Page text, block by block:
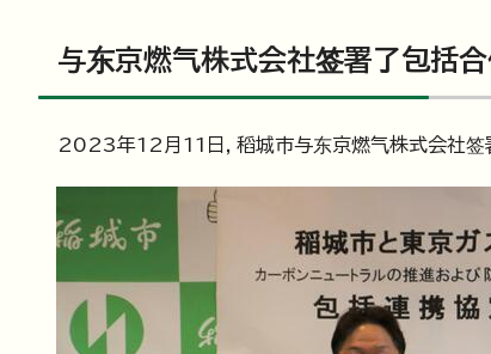
与东京燃气株式会社签署了包括
2023年12月11日，稻城市与东京燃气株式会社签